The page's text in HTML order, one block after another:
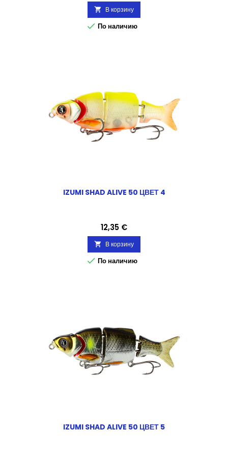
 В корзину
 По наличию
IZUMI SHAD ALIVE 50 ЦВЕТ 4
Цена
12,35 €
 В корзину
 По наличию
IZUMI SHAD ALIVE 50 ЦВЕТ 5